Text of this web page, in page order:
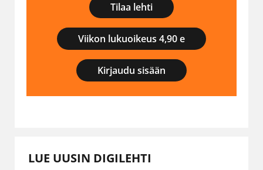
Tilaa lehti
Viikon lukuoikeus 4,90 e
Kirjaudu sisään
LUE UUSIN DIGILEHTI